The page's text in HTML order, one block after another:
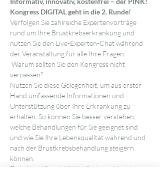
Kongress DIGITAL geht in die 2. Runde!
Verfolgen Sie zahlreiche Expertenvorträge
rund um Ihre Brustkrebserkrankung und
nutzen Sie den Live-Experten-Chat während
der Veranstaltung für alle Ihre Fragen.
Warum sollten Sie den Kongress nicht
verpassen?
Nutzen Sie diese Gelegenheit, um aus erster
Hand umfassende Informationen und
Unterstützung über Ihre Erkrankung zu
erhalten. So können Sie besser verstehen,
welche Behandlungen für Sie geeignet sind
und wie Sie Ihre Lebensqualität während und
nach der Brustkrebsbehandlung steigern
können.
Zwischen 13 und 19 Uhr finden zahlreiche